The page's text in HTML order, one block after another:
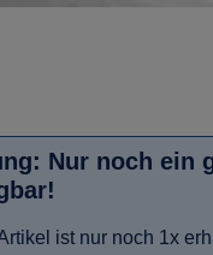
Nur noch ein
ist nur noch 1x